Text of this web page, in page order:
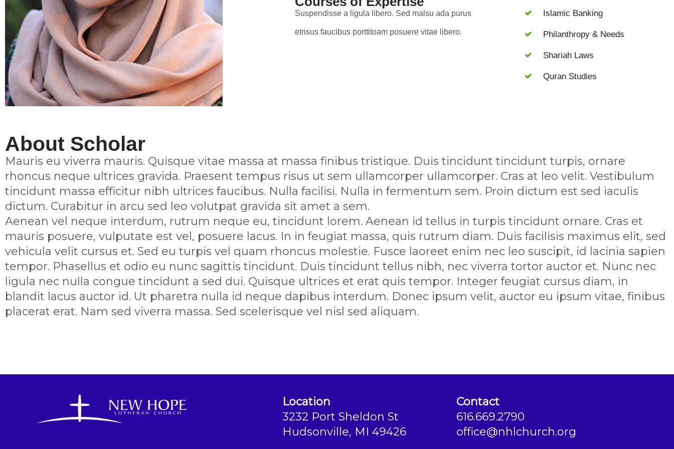
Suspendisse a ligula libero. Sed malsu ada purus
etrisus faucibus porttitoam posuere vitae libero.
Islamic Banking
Philanthropy & Needs
Shariah Laws
Quran Studies
About Scholar
Mauris eu viverra mauris. Quisque vitae massa at massa finibus tristique. Duis tincidunt tincidunt turpis, ornare
rhoncus neque ultrices gravida. Praesent tempus risus ut sem ullamcorper ullamcorper. Cras at leo velit. Vestibulum
tincidunt massa efficitur nibh ultrices faucibus. Nulla facilisi. Nulla in fermentum sem. Proin dictum est sed iaculis
dictum. Curabitur in arcu sed leo volutpat gravida sit amet a sem.
Aenean vel neque interdum, rutrum neque eu, tincidunt lorem. Aenean id tellus in turpis tincidunt ornare. Cras et
mauris posuere, vulputate est vel, posuere lacus. In in feugiat massa, quis rutrum diam. Duis facilisis maximus elit, sed
vehicula velit cursus et. Sed eu turpis vel quam rhoncus molestie. Fusce laoreet enim nec leo suscipit, id lacinia sapien
tempor. Phasellus et odio eu nunc sagittis tincidunt. Duis tincidunt tellus nibh, nec viverra tortor auctor et. Nunc nec
ligula nec nulla congue tincidunt a sed dui. Quisque ultrices et erat quis tempor. Integer feugiat cursus diam, in
blandit lacus auctor id. Ut pharetra nulla id neque dapibus interdum. Donec ipsum velit, auctor eu ipsum vitae, finibus
placerat erat. Nam sed viverra massa. Sed scelerisque vel nisl sed aliquam.
Location
3232 Port Sheldon St
Hudsonville, MI 49426
Contact
616.669.2790
office@nhlchurch.org